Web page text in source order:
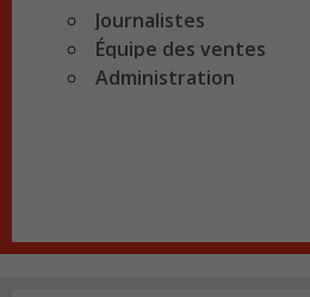
Journalistes
Équipe des ventes
Administration